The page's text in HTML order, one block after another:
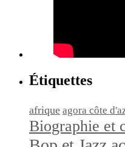
Étiquettes
afrique agora côte
Biographie et